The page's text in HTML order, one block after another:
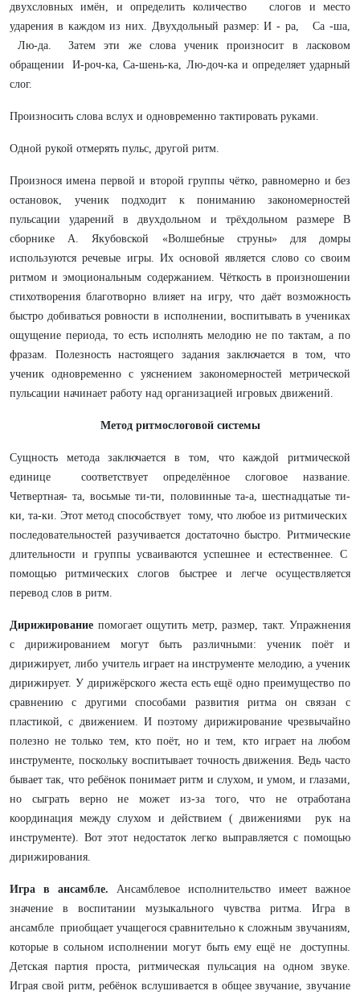
двухсловных имён, и определить количество слогов и место
ударения в каждом из них. Двухдольный размер: И - ра, Са -ша,
Лю-да. Затем эти же слова ученик произносит в ласковом
обращении И-роч-ка, Са-шень-ка, Лю-доч-ка и определяет ударный
слог.
Произносить слова вслух и одновременно тактировать руками.
Одной рукой отмерять пульс, другой ритм.
Произнося имена первой и второй группы чётко, равномерно и без
остановок, ученик подходит к пониманию закономерностей
пульсации ударений в двухдольном и трёхдольном размере В
сборнике А. Якубовской «Волшебные струны» для домры
используются речевые игры. Их основой является слово со своим
ритмом и эмоциональным содержанием. Чёткость в произношении
стихотворения благотворно влияет на игру, что даёт возможность
быстро добиваться ровности в исполнении, воспитывать в учениках
ощущение периода, то есть исполнять мелодию не по тактам, а по
фразам. Полезность настоящего задания заключается в том, что
ученик одновременно с уяснением закономерностей метрической
пульсации начинает работу над организацией игровых движений.
Метод ритмослоговой системы
Сущность метода заключается в том, что каждой ритмической
единице соответствует определённое слоговое название.
Четвертная- та, восьмые ти-ти, половинные та-а, шестнадцатые ти-
ки, та-ки. Этот метод способствует тому, что любое из ритмических
последовательностей разучивается достаточно быстро. Ритмические
длительности и группы усваиваются успешнее и естественнее. С
помощью ритмических слогов быстрее и легче осуществляется
перевод слов в ритм.
Дирижирование помогает ощутить метр, размер, такт. Упражнения
с дирижированием могут быть различными: ученик поёт и
дирижирует, либо учитель играет на инструменте мелодию, а ученик
дирижирует. У дирижёрского жеста есть ещё одно преимущество по
сравнению с другими способами развития ритма он связан с
пластикой, с движением. И поэтому дирижирование чрезвычайно
полезно не только тем, кто поёт, но и тем, кто играет на любом
инструменте, поскольку воспитывает точность движения. Ведь часто
бывает так, что ребёнок понимает ритм и слухом, и умом, и глазами,
но сыграть верно не может из-за того, что не отработана
координация между слухом и действием ( движениями рук на
инструменте). Вот этот недостаток легко выправляется с помощью
дирижирования.
Игра в ансамбле. Ансамблевое исполнительство имеет важное
значение в воспитании музыкального чувства ритма. Игра в
ансамбле приобщает учащегося сравнительно к сложным звучаниям,
которые в сольном исполнении могут быть ему ещё не доступны.
Детская партия проста, ритмическая пульсация на одном звуке.
Играя свой ритм, ребёнок вслушивается в общее звучание, звучание